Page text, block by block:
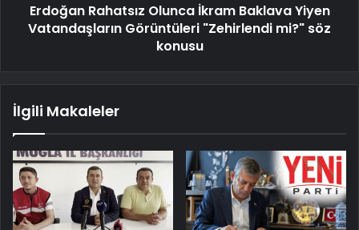
Erdoğan Rahatsız Olunca İkram Baklava Yiyen
Vatandaşların Görüntüleri "Zehirlendi mi?" söz
konusu
İlgili Makaleler